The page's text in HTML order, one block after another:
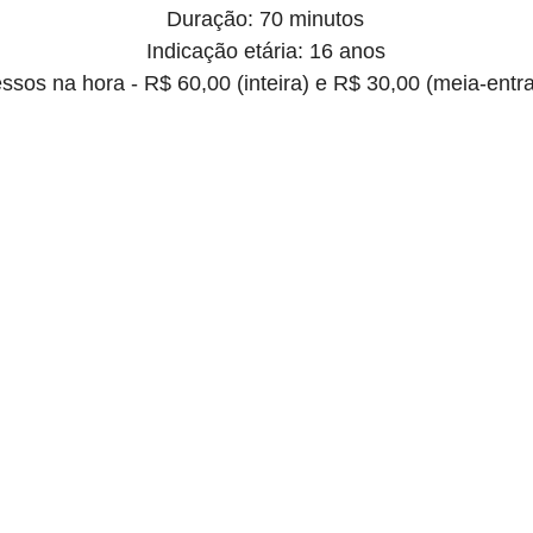
Duração: 70 minutos
Indicação etária: 16 anos
na hora - R$ 60,00 (inteira) e R$ 30,00 (meia-